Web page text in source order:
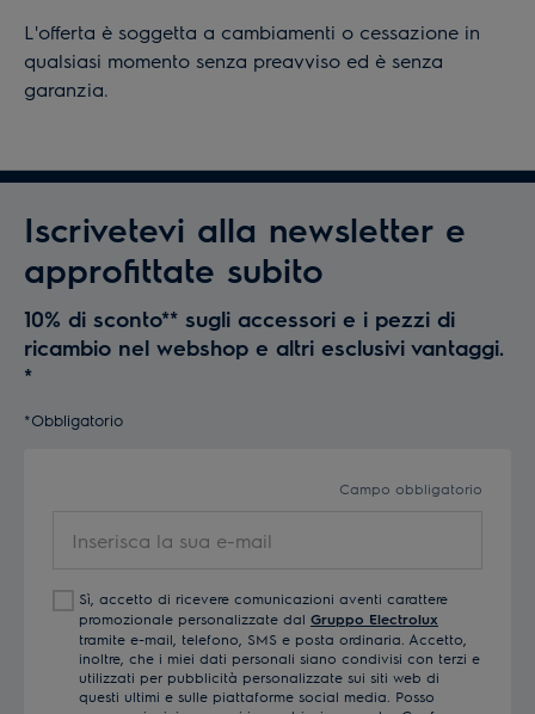
L'offerta è soggetta a cambiamenti o cessazione in
qualsiasi momento senza preavviso ed è senza
garanzia.
Iscrivetevi alla newsletter e
approfittate subito
10% di sconto** sugli accessori e i pezzi di
ricambio nel webshop e altri esclusivi vantaggi.
*
*Obbligatorio
Campo obbligatorio
e-
mail
Sì, accetto di ricevere comunicazioni aventi carattere
promozionale personalizzate dal Gruppo Electrolux
tramite e-mail, telefono, SMS e posta ordinaria. Accetto,
inoltre, che i miei dati personali siano condivisi con terzi e
utilizzati per pubblicità personalizzate sui siti web di
questi ultimi e sulle piattaforme social media. Posso